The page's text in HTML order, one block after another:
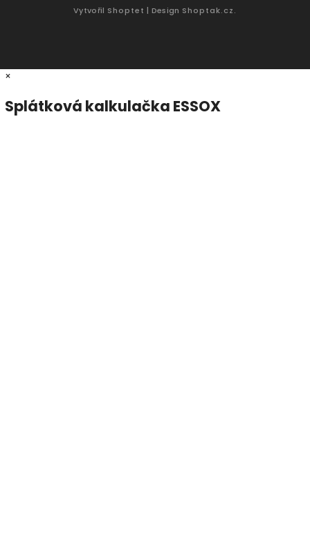
Vytvořil Shoptet | Design Shoptak.cz.
×
Splátková kalkulačka ESSOX